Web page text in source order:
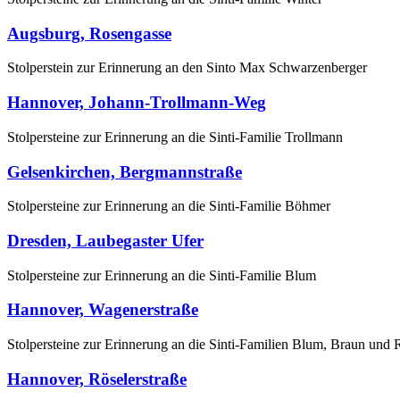
Augsburg, Rosengasse
Stolperstein zur Erinnerung an den Sinto Max Schwarzenberger
Hannover, Johann-Trollmann-Weg
Stolpersteine zur Erinnerung an die Sinti-Familie Trollmann
Gelsenkirchen, Bergmannstraße
Stolpersteine zur Erinnerung an die Sinti-Familie Böhmer
Dresden, Laubegaster Ufer
Stolpersteine zur Erinnerung an die Sinti-Familie Blum
Hannover, Wagenerstraße
Stolpersteine zur Erinnerung an die Sinti-Familien Blum, Braun und
Hannover, Röselerstraße